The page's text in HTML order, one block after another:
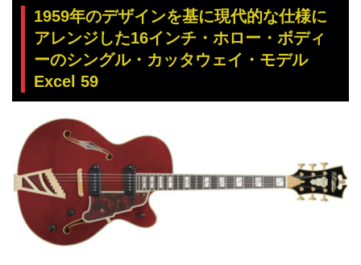
1959年のデザインを基に現代的な仕様に
アレンジした16インチ・ホロー・ボディ
ーのシングル・カッタウェイ・モデル
Excel 59